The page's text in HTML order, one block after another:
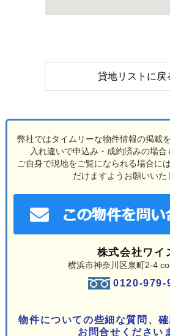
貸地リストに戻
弊社ではタイムリーな物件情報の掲載
入れ違いで申込み・成約済みの場合
ご自身で現地をご覧になられる場合に
だけますようお願いいた
株式会社ワイ
横浜市神奈川区泉町2-4
0120-979-
物件についての些細な質問、
お問合せください